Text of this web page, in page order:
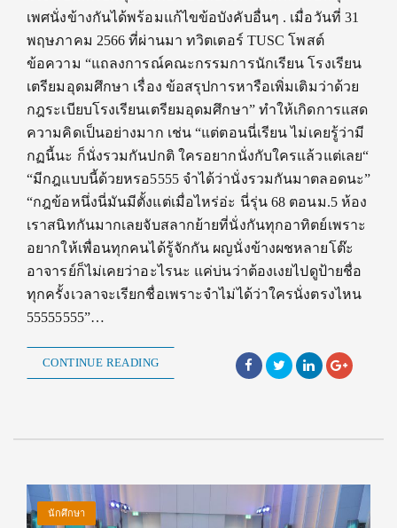
เพศนั่งข้างกันได้พร้อมแก้ไขข้อบังคับอื่นๆ . เมื่อวันที่ 31
พฤษภาคม 2566 ที่ผ่านมา ทวิตเตอร์ TUSC โพสต์
ข้อความ “แถลงการณ์คณะกรรมการนักเรียน โรงเรียน
เตรียมอุดมศึกษา เรื่อง ข้อสรุปการหารือเพิ่มเติมว่าด้วย
กฎระเบียบโรงเรียนเตรียมอุดมศึกษา” ทำให้เกิดการแสด
ความคิดเป็นอย่างมาก เช่น “แต่ตอนนี่เรียน ไม่เคยรู้ว่ามี
กฏนี้นะ ก็นั่งรวมกันปกติ ใครอยากนั่งกับใครแล้วแต่เลย“
“มีกฎแบบนี้ด้วยหรอ5555 จำได้ว่านั่งรวมกันมาตลอดนะ”
“กฎข้อหนึ่งนี่มันมีตั้งแต่เมื่อไหร่อ่ะ นี่รุ่น 68 ตอนม.5 ห้อง
เราสนิทกันมากเลยจับสลากย้ายที่นั่งกันทุกอาทิตย์เพราะ
อยากให้เพื่อนทุกคนได้รู้จักกัน ผญนั่งข้างผชหลายโต๊ะ
อาจารย์ก็ไม่เคยว่าอะไรนะ แค่บ่นว่าต้องเงยไปดูป้ายชื่อ
ทุกครั้งเวลาจะเรียกชื่อเพราะจำไม่ได้ว่าใครนั่งตรงไหน
55555555”…
CONTINUE READING
นักศึกษา